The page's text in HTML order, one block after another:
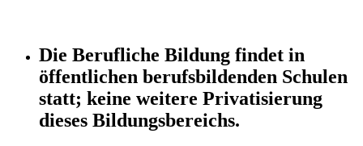
Die Berufliche Bildung findet in
öffentlichen berufsbildenden Schulen
statt; keine weitere Privatisierung
dieses Bildungsbereichs.